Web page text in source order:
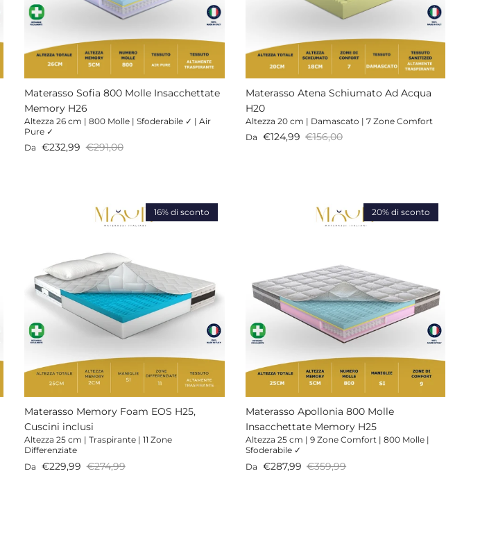
Materasso Sofia 800 Molle Insacchettate
Memory H26
Altezza 26 cm | 800 Molle | Sfoderabile ✓ | Air
Pure ✓
Prezzo di vendita
Da €232,99 Prezzo normale
€291,00
Materasso Atena Schiumato Ad Acqua
H20
Altezza 20 cm | Damascato | 7 Zone Comfort
Prezzo di vendita
Da €124,99 Prezzo normale
€156,00
16% di sconto
Materasso Memory Foam EOS H25,
Cuscini inclusi
Altezza 25 cm | Traspirante | 11 Zone
Differenziate
Prezzo di vendita
Da €229,99 Prezzo normale
€274,99
20% di sconto
Materasso Apollonia 800 Molle
Insacchettate Memory H25
Altezza 25 cm | 9 Zone Comfort | 800 Molle |
Sfoderabile ✓
Prezzo di vendita
Da €287,99 Prezzo normale
€359,99